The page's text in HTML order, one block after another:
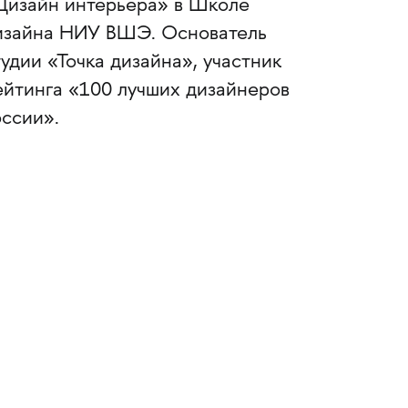
интерьера» в Школе
НИУ ВШЭ. Основатель
«Точка дизайна», участник
«100 лучших дизайнеров